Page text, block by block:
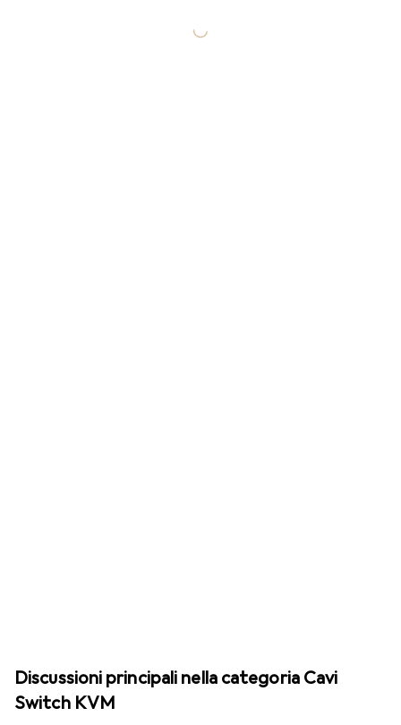
Discussioni principali nella categoria Cavi
Switch KVM